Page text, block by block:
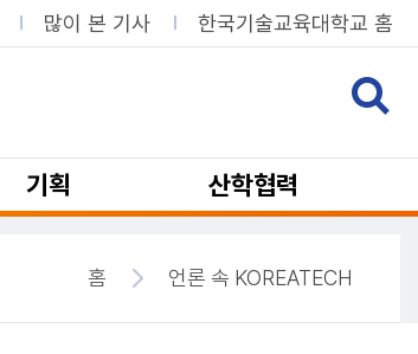
많이 본 기사 한국기술교육대학교 홈
기획 산학협력
홈 언론 속 KOREATECH